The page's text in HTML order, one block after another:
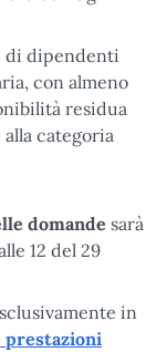
di dipendenti
con almeno
residua
categoria
domande sarà
12 del 29
in
prestazioni